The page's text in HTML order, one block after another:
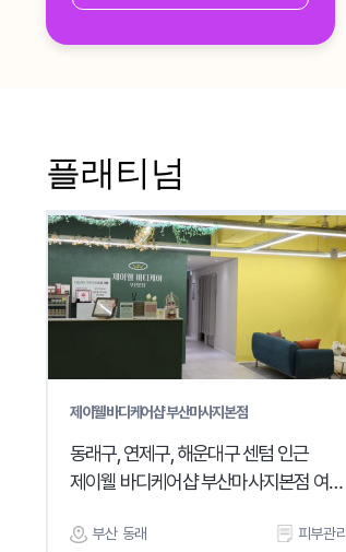
플래티넘
제이웰 바디케어샵 부산마사지본점
동래구, 연제구, 해운대구 센텀 인근
제이웰 바디케어샵 부산마사지본점 여자
부산 동래 피부관리